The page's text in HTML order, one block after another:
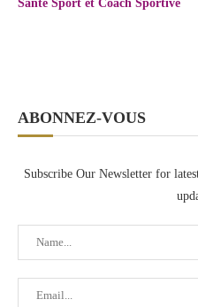
Santé Sport et Coach Sportive
ABONNEZ-VOUS
Subscribe Our Newsletter for